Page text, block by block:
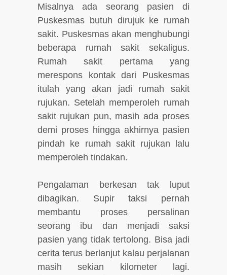
Misalnya ada seorang pasien di
Puskesmas butuh dirujuk ke rumah
sakit. Puskesmas akan menghubungi
beberapa rumah sakit sekaligus.
Rumah sakit pertama yang
merespons kontak dari Puskesmas
itulah yang akan jadi rumah sakit
rujukan. Setelah memperoleh rumah
sakit rujukan pun, masih ada proses
demi proses hingga akhirnya pasien
pindah ke rumah sakit rujukan lalu
memperoleh tindakan.
Pengalaman berkesan tak luput
dibagikan. Supir taksi pernah
membantu proses persalinan
seorang ibu dan menjadi saksi
pasien yang tidak tertolong. Bisa jadi
cerita terus berlanjut kalau perjalanan
masih sekian kilometer lagi.